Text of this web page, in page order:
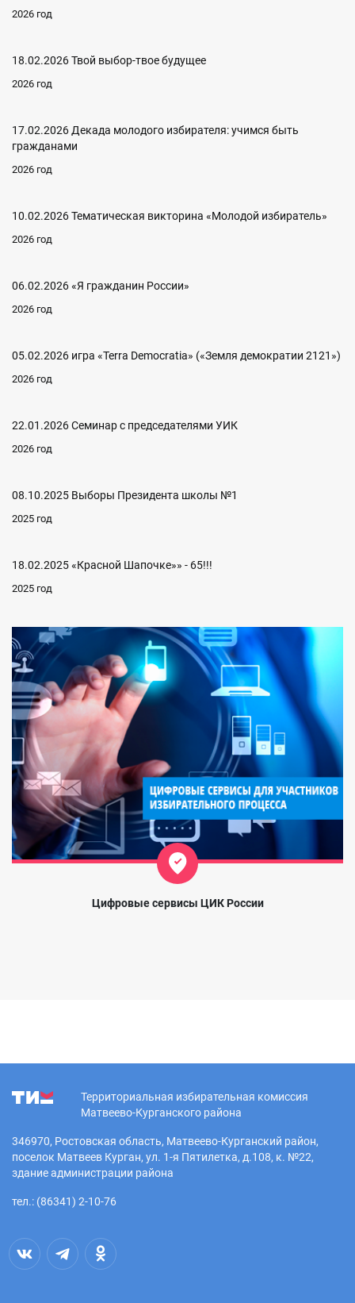
2026 год
18.02.2026 Твой выбор-твое будущее
2026 год
17.02.2026 Декада молодого избирателя: учимся быть
гражданами
2026 год
10.02.2026 Тематическая викторина «Молодой избиратель»
2026 год
06.02.2026 «Я гражданин России»
2026 год
05.02.2026 игра «Terra Democratia» («Земля демократии 2121»)
2026 год
22.01.2026 Семинар с председателями УИК
2026 год
08.10.2025 Выборы Президента школы №1
2025 год
18.02.2025 «Красной Шапочке»» - 65!!!
2025 год
Цифровые сервисы ЦИК России
Территориальная избирательная комиссия
Матвеево-Курганского района
346970, Ростовская область, Матвеево-Курганский район,
поселок Матвеев Курган, ул. 1-я Пятилетка, д.108, к. №22,
здание администрации района
тел.: (86341) 2-10-76